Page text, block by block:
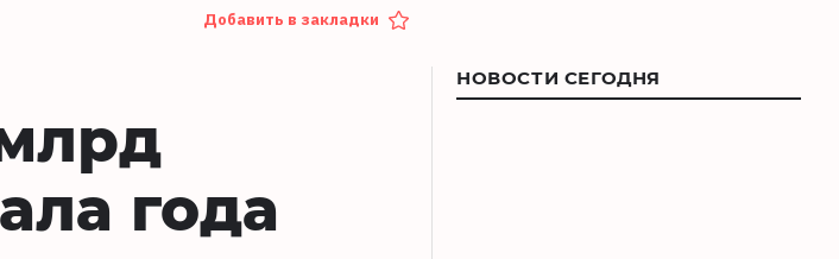
Добавить в закладки
года
НОВОСТИ СЕГОДНЯ